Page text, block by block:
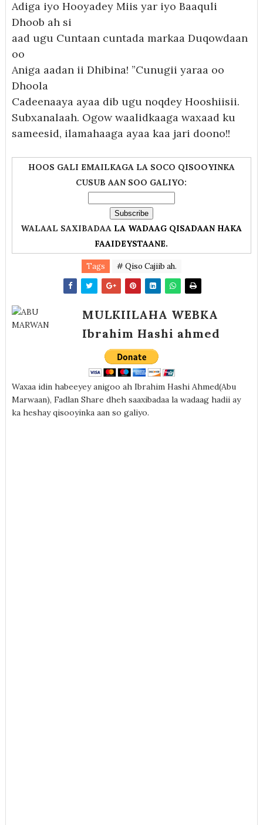
Adiga iyo Hooyadey Miis yar iyo Baaquli
Dhoob ah si
aad ugu Cuntaan cuntada markaa Duqowdaan
oo
Aniga aadan ii Dhibina! ”Cunugii yaraa oo
Dhoola
Cadeenaaya ayaa dib ugu noqdey Hooshiisii.
Subxanalaah. Ogow waalidkaaga waxaad ku
sameesid, ilamahaaga ayaa kaa jari doono!!
HOOS GALI EMAILKAGA LA SOCO QISOOYINKA
CUSUB AAN SOO GALIYO:
WALAAL SAXIBADAA LA WADAAG QISADAAN HAKA
FAAIDEYSTAANE.
Tags # Qiso Cajiib ah.
MULKIILAHA WEBKA
Ibrahim Hashi ahmed
Waxaa idin habeeyey anigoo ah Ibrahim Hashi Ahmed(Abu
Marwaan), Fadlan Share dheh saaxibadaa la wadaag hadii ay
ka heshay qisooyinka aan so galiyo.